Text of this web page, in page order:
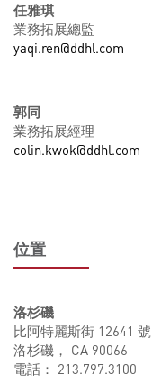
任雅琪
業務拓展總監
yaqi.ren@ddhl.com
郭同
業務拓展經理
colin.kwok@ddhl.com
位置
洛杉磯
比阿特麗斯街 12641 號
洛杉磯， CA 90066
電話： 213.797.3100